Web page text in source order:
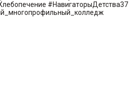
#НавигаторыДетства37